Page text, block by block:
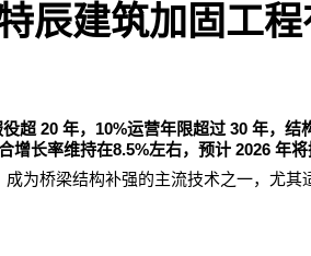
辰建筑加固工
役超 20 年， 10%运营年限超过 30 年，结
增长率维持在8.5%左右，预计 2026 年将
成为桥梁结构补强的主流技术之一，尤其